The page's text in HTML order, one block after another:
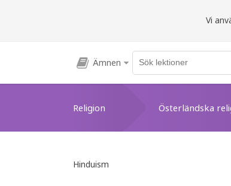
Vi
Ämnen
Religion Österländska
Hinduism